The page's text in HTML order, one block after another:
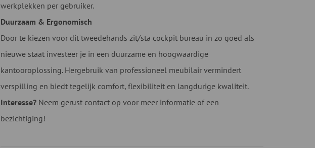
werkplekken per gebruiker.
Duurzaam & Ergonomisch
Door te kiezen voor dit tweedehands zit/sta cockpit bureau in zo goed als
nieuwe staat investeer je in een duurzame en hoogwaardige
kantooroplossing. Hergebruik van professioneel meubilair vermindert
verspilling en biedt tegelijk comfort, flexibiliteit en langdurige kwaliteit.
Interesse? Neem gerust contact op voor meer informatie of een
bezichtiging!